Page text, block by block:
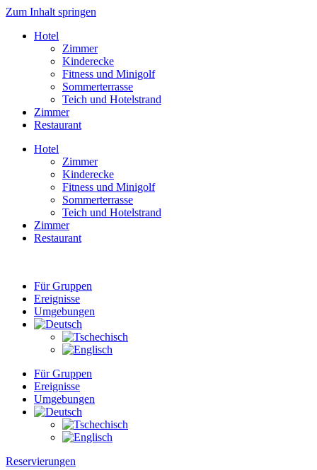
Zum Inhalt springen
Hotel
Zimmer
Kinderecke
Fitness und Minigolf
Sommerterrasse
Teich und Hotelstrand
Zimmer
Restaurant
Hotel
Zimmer
Kinderecke
Fitness und Minigolf
Sommerterrasse
Teich und Hotelstrand
Zimmer
Restaurant
Für Gruppen
Ereignisse
Umgebungen
Für Gruppen
Ereignisse
Umgebungen
Reservierungen